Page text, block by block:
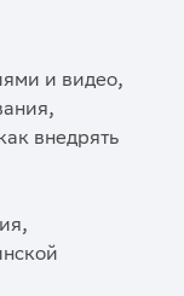
и видео,
внедрять